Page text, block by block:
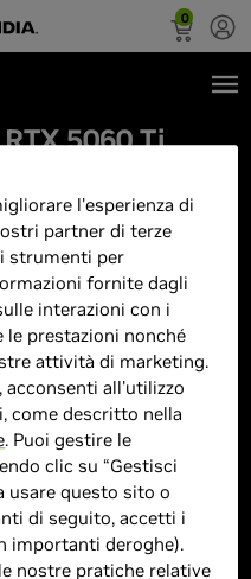
0
5060 Ti
bit, PCI-E 5.0,
del core, 3 x
GV-
l'esperienza di
partner di terze
strumenti per
fornite dagli
interazioni con i
prestazioni nonché
attività di marketing.
acconsenti all'utilizzo
come descritto nella
. Puoi gestire le
clic su “Gestisci
usare questo sito o
di seguito, accetti i
importanti deroghe).
nostre pratiche relative